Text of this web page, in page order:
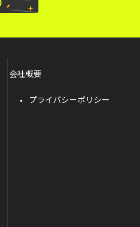
会社概要
プライバシーポリシー